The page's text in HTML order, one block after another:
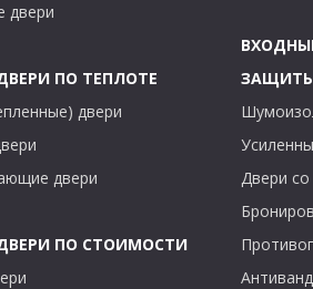
двери
ПО ТЕПЛОТЕ
двери
двери
ПО СТОИМОСТИ
Двери